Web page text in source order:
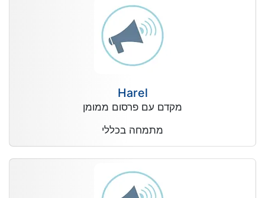
Harel
מקדם עם פרסום ממומן
מתמחה בכללי